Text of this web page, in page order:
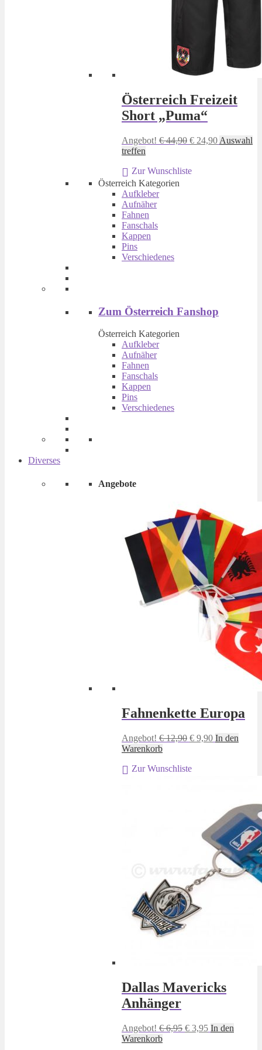
Österreich Freizeit
Short „Puma“
Angebot! €44,90 Ursprünglicher
€ 44,90
€ 24,90Aktueller
Auswahl
treffen
weist
mehrere
Varianten
auf.
Die
Optionen
können
der
Zur Wunschliste
Österreich Kategorien
Aufkleber
Aufnäher
Fahnen
Fanschals
Kappen
Pins
Verschiedenes
Zum Österreich Fanshop
Österreich Kategorien
Aufkleber
Aufnäher
Fahnen
Fanschals
Kappen
Pins
Verschiedenes
Diverses
Angebote
Fahnenkette Europa
Angebot! €12,90 Ursprünglicher
€ 12,90
€ 9,90Aktueller
In den
Warenkorb
Zur Wunschliste
Dallas Mavericks
Anhänger
Angebot! €6,95 Ursprünglicher
€ 3,95Aktueller
In den
Warenkorb